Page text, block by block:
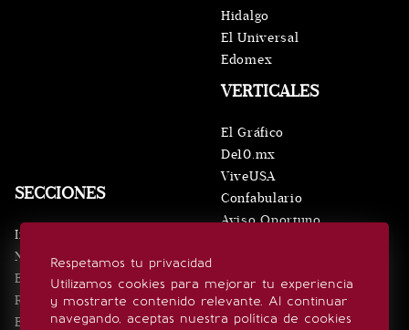
Respetamos tu privacidad
Utilizamos cookies para mejorar tu experiencia
y mostrarte contenido relevante. Al continuar
navegando, aceptas nuestra política de cookies
SECCIONES
Inicio
Noticias
Eventos
Realeza
Estilo de vida
VERTICALES
El Gráfico
De10.mx
ViveUSA
Confabulario
Aviso Oportuno
Hidalgo
El Universal
Edomex
SÍGUENOS